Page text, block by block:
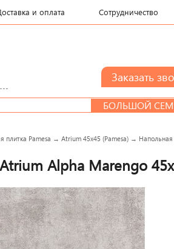
и оплата Сотрудничество
БОЛЬШОЙ СЕМЬЕ
плитка Pamesa →Atrium 45x45 (Pamesa) →
Alpha Marengo